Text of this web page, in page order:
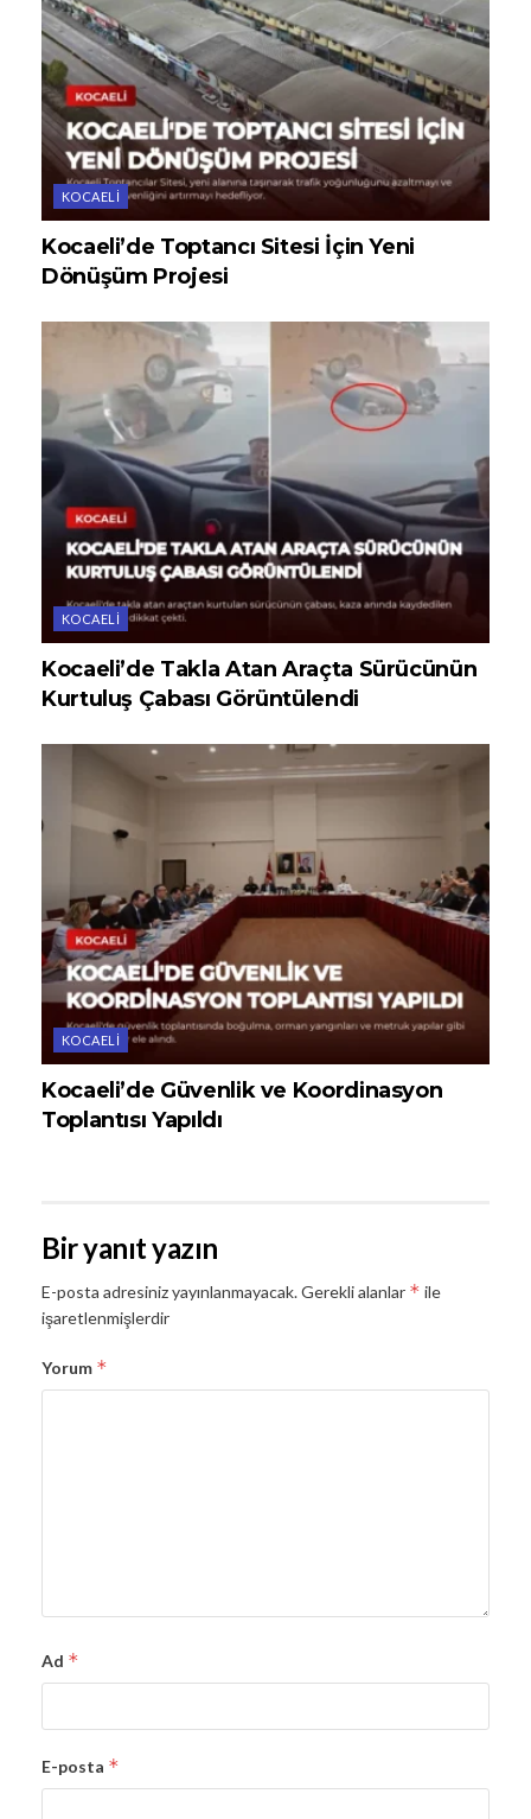
KOCAELI
Kocaeli’de Toptancı Sitesi İçin Yeni
Dönüşüm Projesi
KOCAELI
Kocaeli’de Takla Atan Araçta Sürücünün
Kurtuluş Çabası Görüntülendi
KOCAELI
Kocaeli’de Güvenlik ve Koordinasyon
Toplantısı Yapıldı
Bir yanıt yazın
E-posta adresiniz yayınlanmayacak.Gerekli alanlar * ile
işaretlenmişlerdir
Yorum *
Ad *
E-posta *